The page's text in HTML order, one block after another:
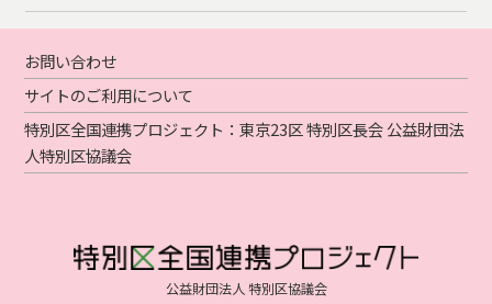
お問い合わせ
サイトのご利用について
特別区全国連携プロジェクト：東京23区 特別区長会 公益財団法
人特別区協議会
公益財団法人 特別区協議会